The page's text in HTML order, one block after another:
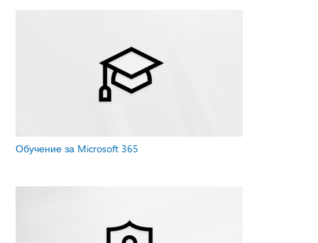
Обучение за Microsoft 365